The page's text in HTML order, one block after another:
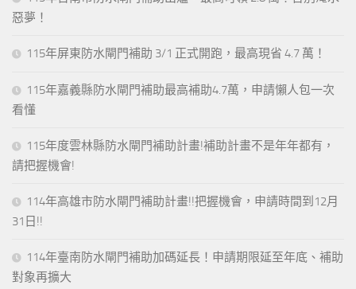
惡夢！
115年屏東防水閘門補助 3/1 正式開跑，最高現省 4.7 萬！
115年嘉義縣防水閘門補助最高補助4.7萬，申請懶人包一次
看懂
115年度雲林縣防水閘門補助計畫!補助計畫不是年年都有，
請把握機會!
114年高雄市防水閘門補助計畫!!把握機會，申請時間到12月
31日!!
114年臺南防水閘門補助加碼延長！申請期限延至年底、補助
對象再擴大